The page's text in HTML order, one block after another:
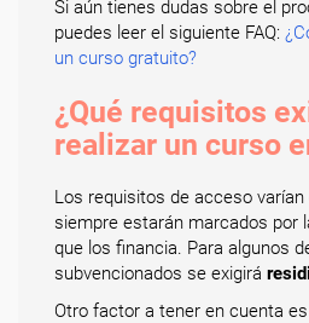
Si aún tienes dudas sobre el
puedes leer el siguiente FAQ:
un curso gratuito?
¿Qué requisitos
realizar un curso
Los requisitos de acceso
siempre estarán marcados por
que los financia. Para algunos
subvencionados se exigirá
Otro factor a tener en cuenta